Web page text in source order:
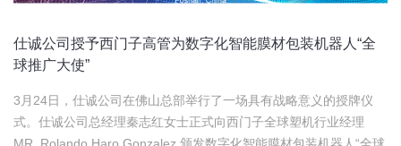
仕诚公司授予西门子高管为数字化智能膜材包装机器人“全
球推广大使”
3月24日，仕诚公司在佛山总部举行了一场具有战略意义的授牌仪
式。仕诚公司总经理秦志红女士正式向西门子全球塑机行业经理